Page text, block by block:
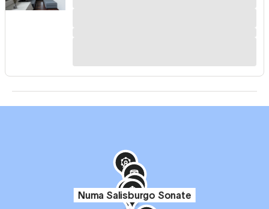
Numa Salisburgo Sonate